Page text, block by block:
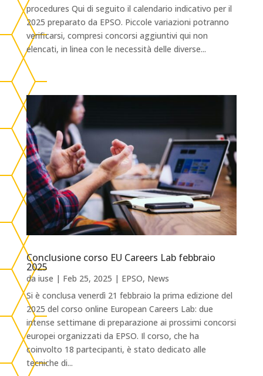
procedures Qui di seguito il calendario indicativo per il
2025 preparato da EPSO. Piccole variazioni potranno
verificarsi, compresi concorsi aggiuntivi qui non
elencati, in linea con le necessità delle diverse...
Conclusione corso EU Careers Lab febbraio
2025
da iuse | Feb 25, 2025 | EPSO, News
Si è conclusa venerdì 21 febbraio la prima edizione del
2025 del corso online European Careers Lab: due
intense settimane di preparazione ai prossimi concorsi
europei organizzati da EPSO. Il corso, che ha
coinvolto 18 partecipanti, è stato dedicato alle
tecniche di...